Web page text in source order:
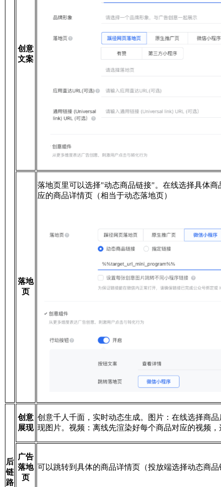
创意
文案
落地
页
落地页里可以选择"动态商品链接"。在线选择具体
应的商品详情页（相当于动态落地页）
后
链
路
创意
展现
创意千人千面，实时动态生成。图片：在线选择商品
现图片。视频：离线先渲染好每个商品对应的视频
广告
落地
页
可以跳转到具体的商品详情页（投放端选择动态商品